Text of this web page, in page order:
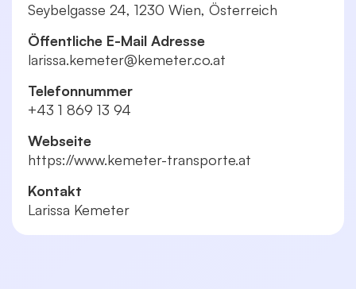
Seybelgasse 24, 1230 Wien, Österreich
Öffentliche E-Mail Adresse
larissa.kemeter@kemeter.co.at
Telefonnummer
+43 1 869 13 94
Webseite
https://www.kemeter-transporte.at
Kontakt
Larissa Kemeter